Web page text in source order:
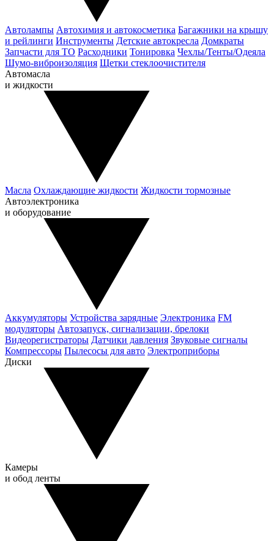
Автолампы Автохимия и автокосметика Багажники на крышу
и рейлинги Инструменты Детские автокресла Домкраты
Запчасти для ТО Расходники Тонировка Чехлы/Тенты/Одеяла
Шумо-виброизоляция Щетки стеклоочистителя
Автомасла
и жидкости
Масла Охлаждающие жидкости Жидкости тормозные
Автоэлектроника
и оборудование
Аккумуляторы Устройства зарядные Электроника FM
модуляторы Автозапуск, сигнализации, брелоки
Видеорегистраторы Датчики давления Звуковые сигналы
Компрессоры Пылесосы для авто Электроприборы
Диски
Камеры
и обод ленты